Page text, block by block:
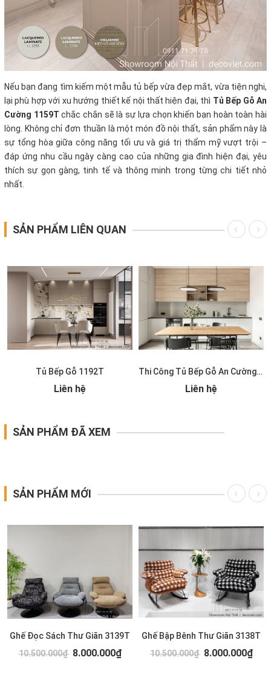
Nếu bạn đang tìm kiếm một mẫu tủ bếp vừa đẹp mắt, vừa tiện nghi,
lại phù hợp với xu hướng thiết kế nội thất hiện đại, thì Tủ Bếp Gỗ An
Cường 1159T chắc chắn sẽ là sự lựa chọn khiến bạn hoàn toàn hài
lòng. Không chỉ đơn thuần là một món đồ nội thất, sản phẩm này là
sự tổng hòa giữa công năng tối ưu và giá trị thẩm mỹ vượt trội –
đáp ứng nhu cầu ngày càng cao của những gia đình hiện đại, yêu
thích sự gọn gàng, tinh tế và thông minh trong từng chi tiết nhỏ
nhất.
SẢN PHẨM LIÊN QUAN
Tủ Bếp Gỗ 1192T
Liên hệ
Thi Công Tủ Bếp Gỗ An Cường 1191T
Liên hệ
SẢN PHẨM ĐÃ XEM
SẢN PHẨM MỚI
Ghế Đọc Sách Thư Giãn 3139T
10.500.000₫ 8.000.000₫
Ghế Bập Bênh Thư Giãn 3138T
10.500.000₫ 8.000.000₫